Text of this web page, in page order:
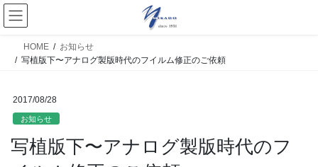
HOME
お知らせ
写植版下〜アナログ製版時代のフイルム修正のご依頼
2017/08/28
お知らせ
写植版下〜アナログ製版時代のフ